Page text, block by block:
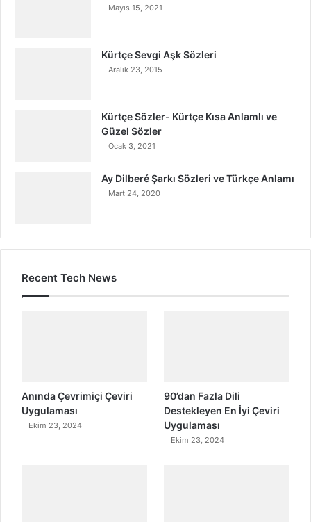
Mayıs 15, 2021
Kürtçe Sevgi Aşk Sözleri
Aralık 23, 2015
Kürtçe Sözler- Kürtçe Kısa Anlamlı ve
Güzel Sözler
Ocak 3, 2021
Ay Dilberé Şarkı Sözleri ve Türkçe Anlamı
Mart 24, 2020
Recent Tech News
Anında Çevrimiçi Çeviri
Uygulaması
Ekim 23, 2024
90’dan Fazla Dili
Destekleyen En İyi Çeviri
Uygulaması
Ekim 23, 2024